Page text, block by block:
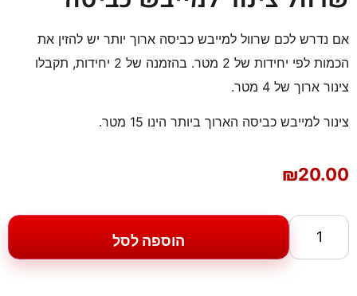
אם נדרש לכם שרוול למייבש כביסה ארוך יותר יש להזין את
הכמות לפי יחידות של 2 מטר. בהזמנה של 2 יחידות, תקבלו
צינור ארוך של 4 מטר.
צינור למייבש כביסה הארוך ביותר הינו 15 מטר.
₪20.00
הוספה לסל